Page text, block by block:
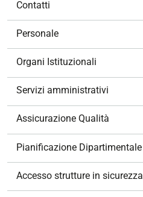
Contatti
Personale
Organi Istituzionali
Servizi amministrativi
Assicurazione Qualità
Pianificazione Dipartimentale
Accesso strutture in sicurezza